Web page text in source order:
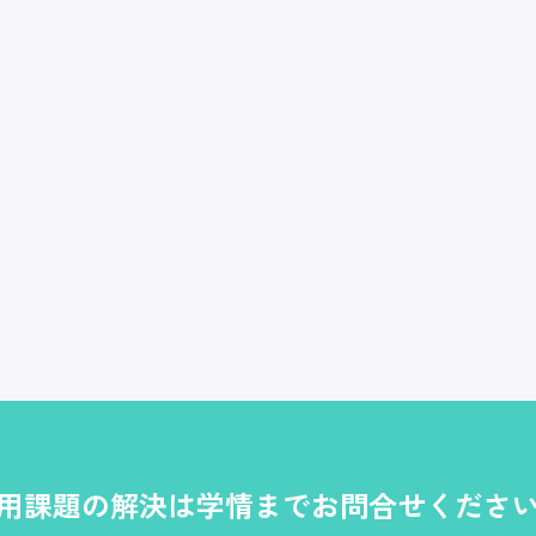
課題の解決は学情までお問合せくださ